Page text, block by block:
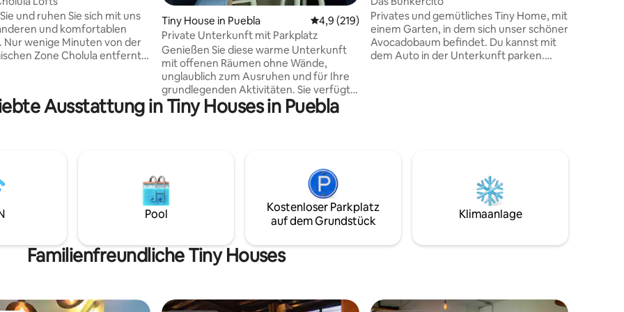
und ruhen Sie sich mit uns
und komfortablen
Nur wenige Minuten von der
Zone Cholula entfernt
Gegend kannst du
und dich
für die nächsten Tage.
Tiny House in Puebla Durchschnittliche Bewertung: 4,9 von 5, 219 Bewertungen
4,9 (219)
Private Unterkunft mit Parkplatz
Genießen Sie diese warme Unterkunft
mit offenen Räumen ohne Wände,
unglaublich zum Ausruhen und für Ihre
grundlegenden Aktivitäten. Sie verfügt
über einen großen Garten, einen
separaten Eingang und eine Garage für
von Einkaufsplätzen und 20 Minuten vom
historischen Zentrum entfernt
Privates und gemütliches Tiny Home, mit
einem Garten, in dem sich unser schöner
Avocadobaum befindet. Du kannst mit
dem Auto in der Unterkunft parken.
Ausstattung in Tiny Houses in Puebla
Pool
Kostenloser Parkplatz
auf dem Grundstück
Klimaanlage
Familienfreundliche Tiny Houses